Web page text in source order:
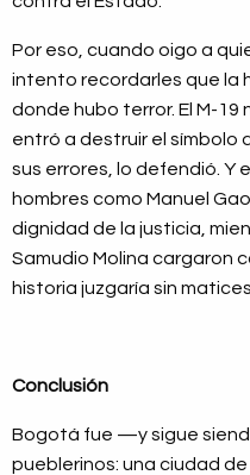
Por eso, cuando oigo a
intento recordarles que la
donde hubo terror. El M-19
entró a destruir el símbolo
sus errores, lo defendió. Y
hombres como Manuel
dignidad de la justicia,
Samudio Molina cargaron
historia juzgaría sin matices.
Conclusión
Bogotá fue —y sigue
pueblerinos: una ciudad